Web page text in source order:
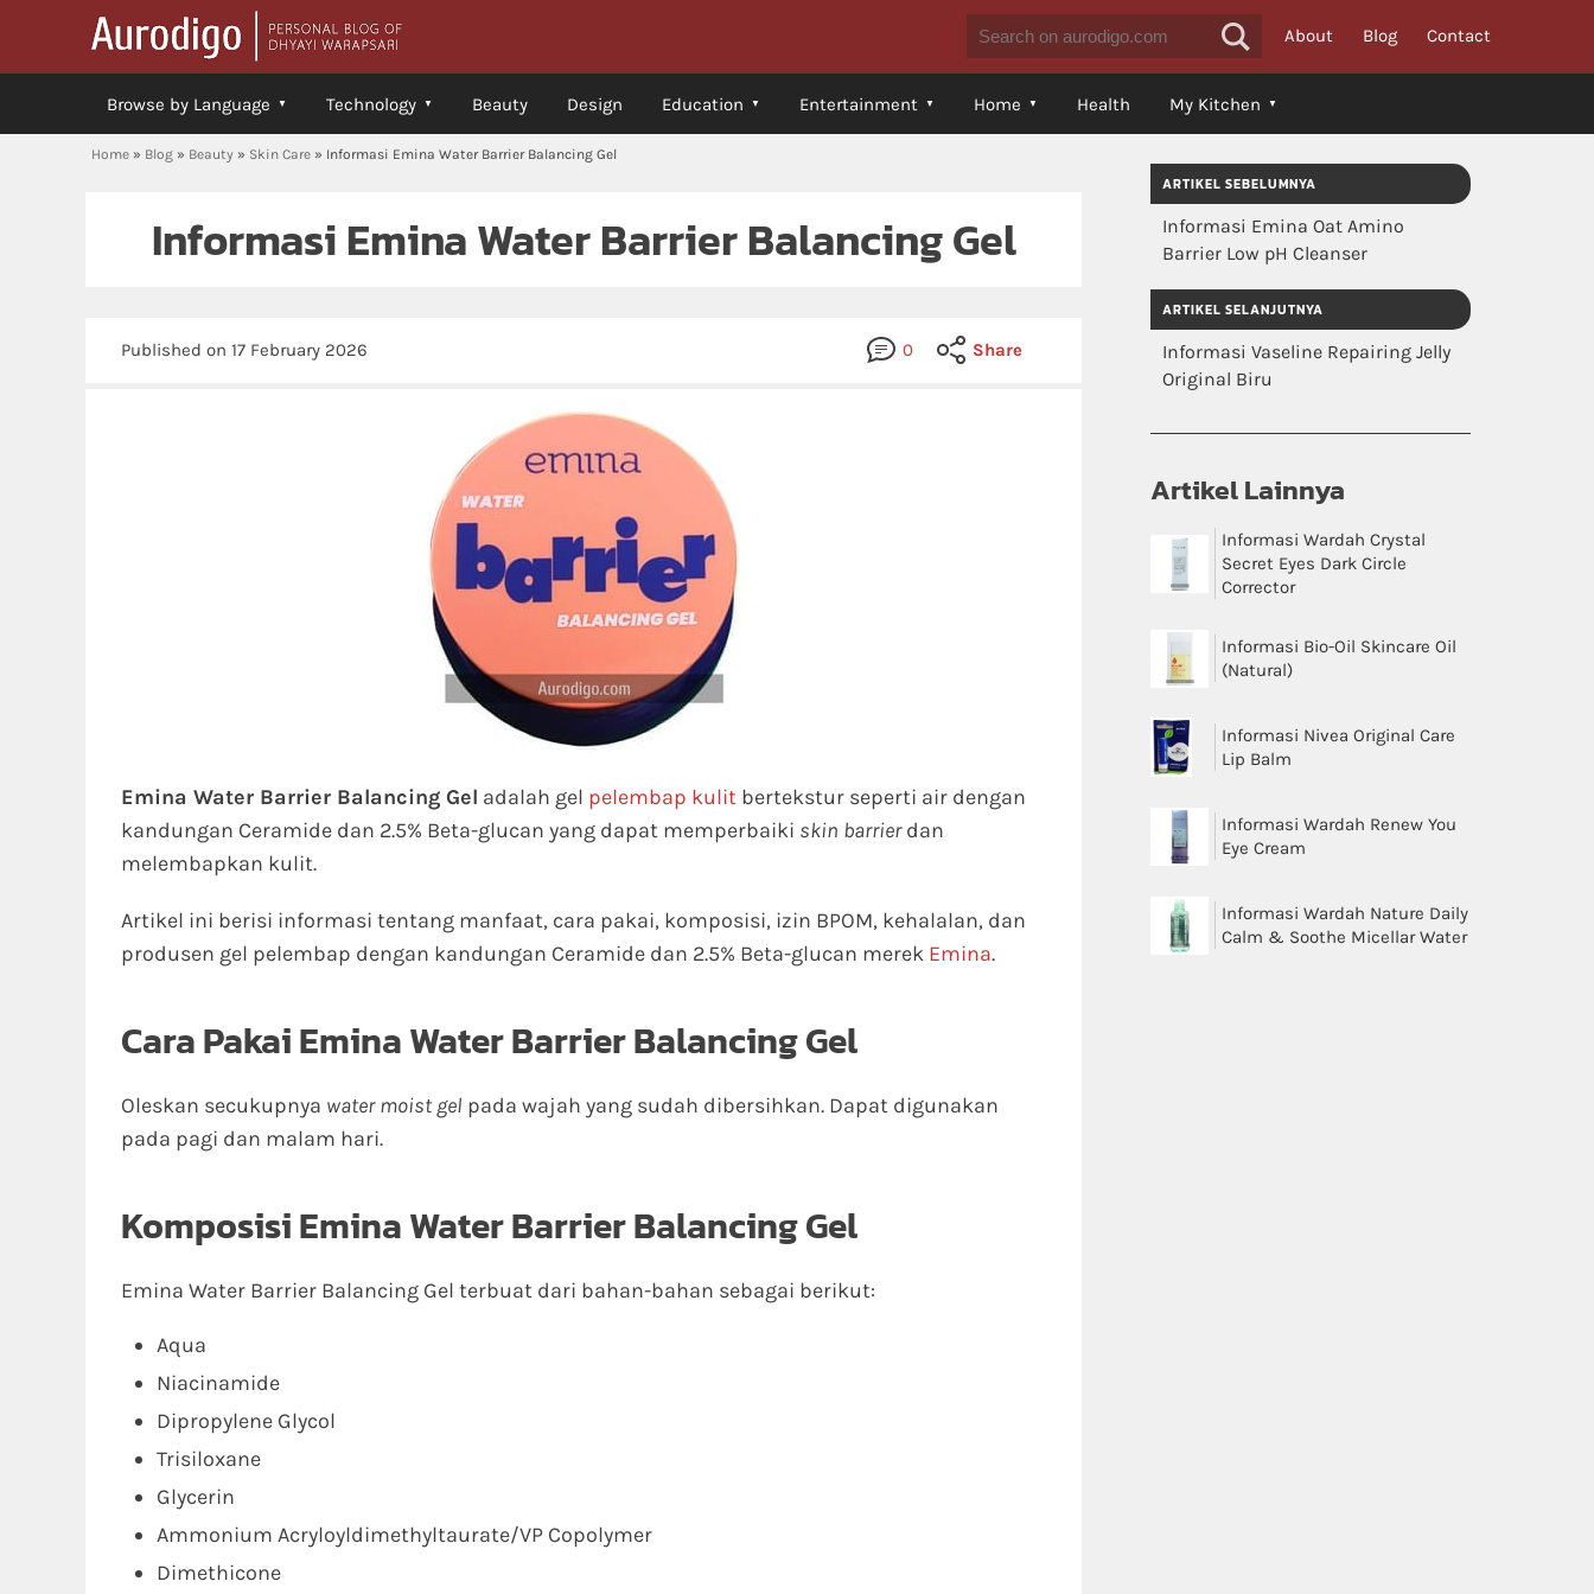
About Blog Contact
Browse by Language Technology Beauty Design Education Entertainment Home Health My Kitchen
Home » Blog » Beauty » Skin Care » Informasi Emina Water Barrier Balancing Gel
Informasi Emina Water Barrier Balancing Gel
0 Share
Published on 17 February 2026
Emina Water Barrier Balancing Gel adalah gel pelembap kulit bertekstur seperti air dengan
kandungan Ceramide dan 2.5% Beta-glucan yang dapat memperbaiki skin barrierdan
melembapkan kulit.
Artikel ini berisi informasi tentang manfaat, cara pakai, komposisi, izin BPOM, kehalalan, dan
produsen gel pelembap dengan kandungan Ceramide dan 2.5% Beta-glucan merek Emina.
Cara Pakai Emina Water Barrier Balancing Gel
Oleskan secukupnya water moist gel pada wajah yang sudah dibersihkan. Dapat digunakan
pada pagi dan malam hari.
Komposisi Emina Water Barrier Balancing Gel
Emina Water Barrier Balancing Gel terbuat dari bahan-bahan sebagai berikut:
Aqua
Niacinamide
Dipropylene Glycol
Trisiloxane
Glycerin
Ammonium Acryloyldimethyltaurate/VP Copolymer
Dimethicone
ARTIKEL SEBELUMNYA
Informasi Emina Oat Amino
Barrier Low pH Cleanser
ARTIKEL SELANJUTNYA
Informasi Vaseline Repairing Jelly
Original Biru
Artikel Lainnya
Informasi Wardah Crystal
Secret Eyes Dark Circle
Corrector
Informasi Bio-Oil Skincare Oil
(Natural)
Informasi Nivea Original Care
Lip Balm
Informasi Wardah Renew You
Eye Cream
Informasi Wardah Nature Daily
Calm & Soothe Micellar Water